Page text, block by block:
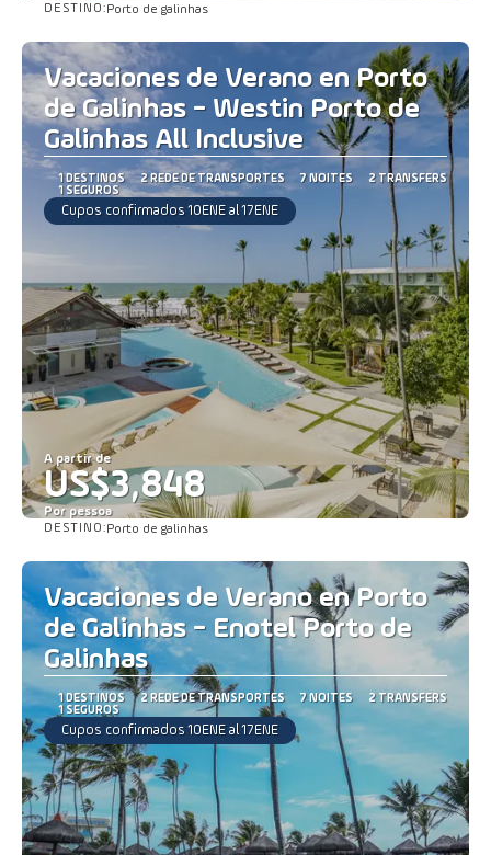
DESTINO:Porto de galinhas
Vacaciones de Verano en Porto
de Galinhas - Westin Porto de
Galinhas All Inclusive
1 DESTINOS 2 REDE DE TRANSPORTES 7 NOITES
2 TRANSFERS
1 SEGUROS
Cupos confirmados 10ENE al 17ENE
A partir de
US$3,848
Por pessoa
DESTINO:Porto de galinhas
Vacaciones de Verano en Porto
de Galinhas - Enotel Porto de
Galinhas
1 DESTINOS 2 REDE DE TRANSPORTES 7 NOITES
2 TRANSFERS
1 SEGUROS
Cupos confirmados 10ENE al 17ENE